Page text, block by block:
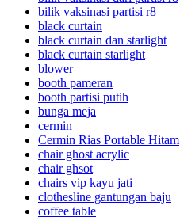
bilik vaksinasi partisi r8
black curtain
black curtain dan starlight
black curtain starlight
blower
booth pameran
booth partisi putih
bunga meja
cermin
Cermin Rias Portable Hitam
chair ghost acrylic
chair ghsot
chairs vip kayu jati
clothesline gantungan baju
coffee table